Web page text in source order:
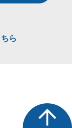
ら